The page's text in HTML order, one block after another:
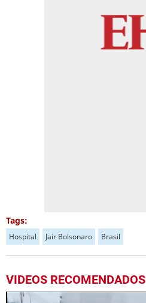
Tags:
Hospital Jair Bolsonaro Brasil
VIDEOS RECOMENDADOS